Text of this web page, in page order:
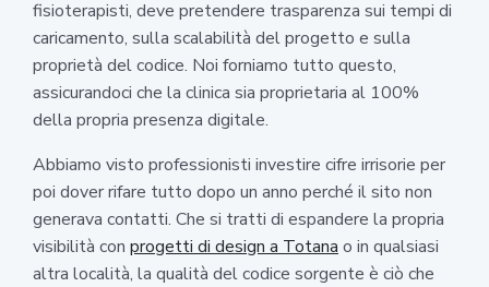
fisioterapisti, deve pretendere trasparenza sui tempi di
caricamento, sulla scalabilità del progetto e sulla
proprietà del codice. Noi forniamo tutto questo,
assicurandoci che la clinica sia proprietaria al 100%
della propria presenza digitale.
Abbiamo visto professionisti investire cifre irrisorie per
poi dover rifare tutto dopo un anno perché il sito non
generava contatti. Che si tratti di espandere la propria
visibilità con progetti di design a Totana o in qualsiasi
altra località, la qualità del codice sorgente è ciò che